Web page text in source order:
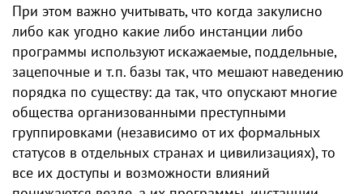
При этом важно учитывать, что когда закулисно
либо как угодно какие либо инстанции либо
программы используют искажаемые, поддельные,
зацепочные и т.п. базы так, что мешают наведению
порядка по существу: да так, что опускают многие
общества организованными преступными
группировками (независимо от их формальных
статусов в отдельных странах и цивилизациях), то
все их доступы и возможности влияний